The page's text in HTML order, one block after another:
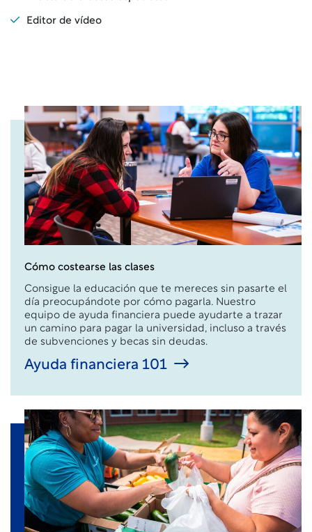
Editor de vídeo
Cómo costearse las clases
Consigue la educación que te mereces sin pasarte el
día preocupándote por cómo pagarla. Nuestro
equipo de ayuda financiera puede ayudarte a trazar
un camino para pagar la universidad, incluso a través
de subvenciones y becas sin deudas.
Ayuda financiera 101